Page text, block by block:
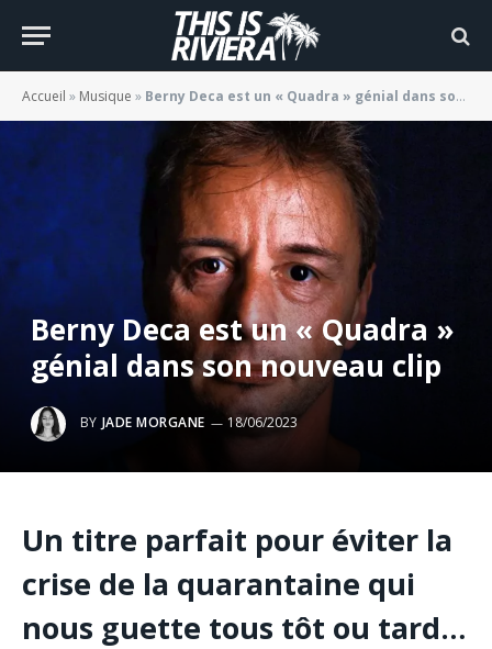
Accueil » Musique » Berny Deca est un « Quadra » génial dans son nouveau clip
Berny Deca est un « Quadra »
génial dans son nouveau clip
BY JADE MORGANE 18/06/2023
Un titre parfait pour éviter la
crise de la quarantaine qui
nous guette tous tôt ou tard…